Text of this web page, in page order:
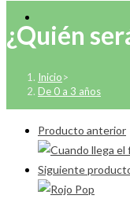
¿Quién
Inicio>
De 0 a 3 años
Producto anterior
Siguiente